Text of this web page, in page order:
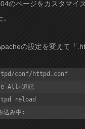
のページをカスタマイ
の設定を変えて「
conf/httpd.conf
All←追記
reload
読み込み中: